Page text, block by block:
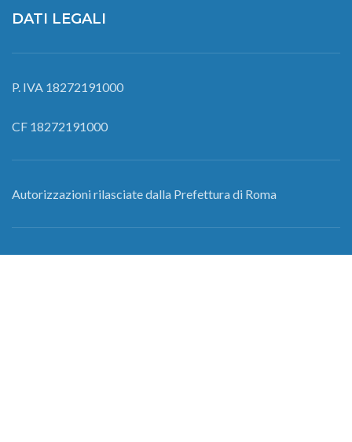
DATI LEGALI
P. IVA 18272191000
CF 18272191000
Autorizzazioni rilasciate dalla Prefettura di Roma